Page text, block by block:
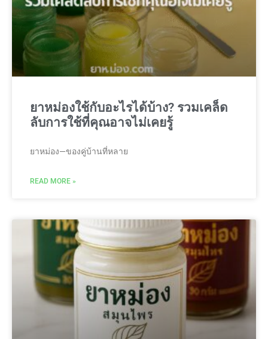
ยาหม่องใช้กับอะไรได้บ้าง? รวมเคล็ด
ลับการใช้ที่คุณอาจไม่เคยรู้
ยาหม่อง—ของคู่บ้านที่หลาย
READ MORE »